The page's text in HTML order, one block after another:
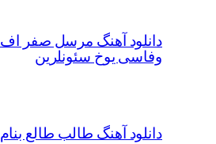
آهنگ مرسل صفر اف بنام
یوخ سئونلرین
دسامبر
7, 2025
آهنگ طالب طالع بنام
دسامبر 7,